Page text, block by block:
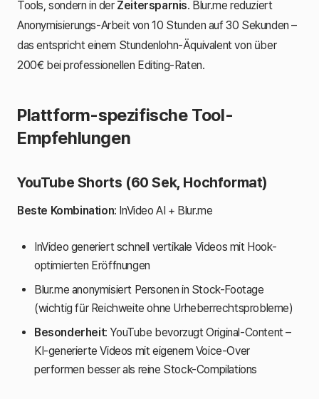
Tools, sondern in der Zeitersparnis. Blur.me reduziert
Anonymisierungs-Arbeit von 10 Stunden auf 30 Sekunden –
das entspricht einem Stundenlohn-Äquivalent von über
200€ bei professionellen Editing-Raten.
Plattform-spezifische Tool-
Empfehlungen
YouTube Shorts (60 Sek, Hochformat)
Beste Kombination: InVideo AI + Blur.me
InVideo generiert schnell vertikale Videos mit Hook-
optimierten Eröffnungen
Blur.me anonymisiert Personen in Stock-Footage
(wichtig für Reichweite ohne Urheberrechtsprobleme)
Besonderheit: YouTube bevorzugt Original-Content –
KI-generierte Videos mit eigenem Voice-Over
performen besser als reine Stock-Compilations